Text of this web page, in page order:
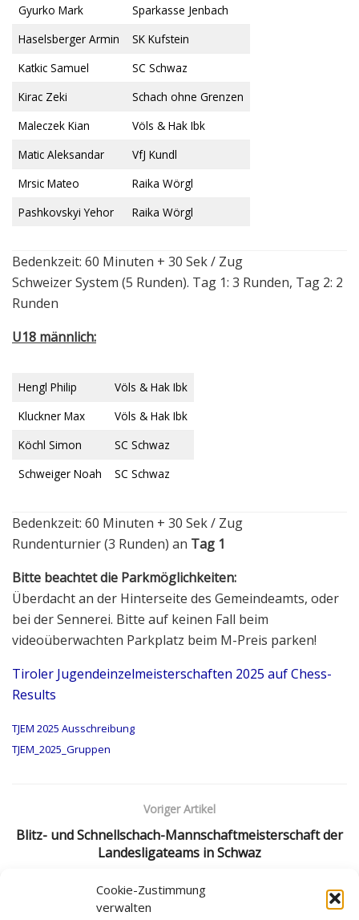
Cookie-Zustimmung
verwalten
Gyurko Mark
Sparkasse Jenbach
Haselsberger Armin
SK Kufstein
Katkic Samuel
SC Schwaz
Kirac Zeki
Schach ohne Grenzen
Maleczek Kian
Völs & Hak Ibk
Matic Aleksandar
VfJ Kundl
Mrsic Mateo
Raika Wörgl
Pashkovskyi Yehor
Raika Wörgl
Bedenkzeit: 60 Minuten + 30 Sek / Zug
Schweizer System (5 Runden). Tag 1: 3 Runden, Tag 2: 2
Runden
U18 männlich:
Hengl Philip
Völs & Hak Ibk
Kluckner Max
Völs & Hak Ibk
Köchl Simon
SC Schwaz
Schweiger Noah
SC Schwaz
Bedenkzeit: 60 Minuten + 30 Sek / Zug
Rundenturnier (3 Runden) an Tag 1
Bitte beachtet die Parkmöglichkeiten:
Überdacht an der Hinterseite des Gemeindeamts, oder
bei der Sennerei. Bitte auf keinen Fall beim
videoüberwachten Parkplatz beim M-Preis parken!
Tiroler Jugendeinzelmeisterschaften 2025 auf Chess-
Results
TJEM 2025 Ausschreibung
TJEM_2025_Gruppen
Voriger Artikel
Blitz- und Schnellschach-Mannschaftmeisterschaft der
Landesligateams in Schwaz
Nächster Artikel
Spannende Landesmeisterschaften: Tirols